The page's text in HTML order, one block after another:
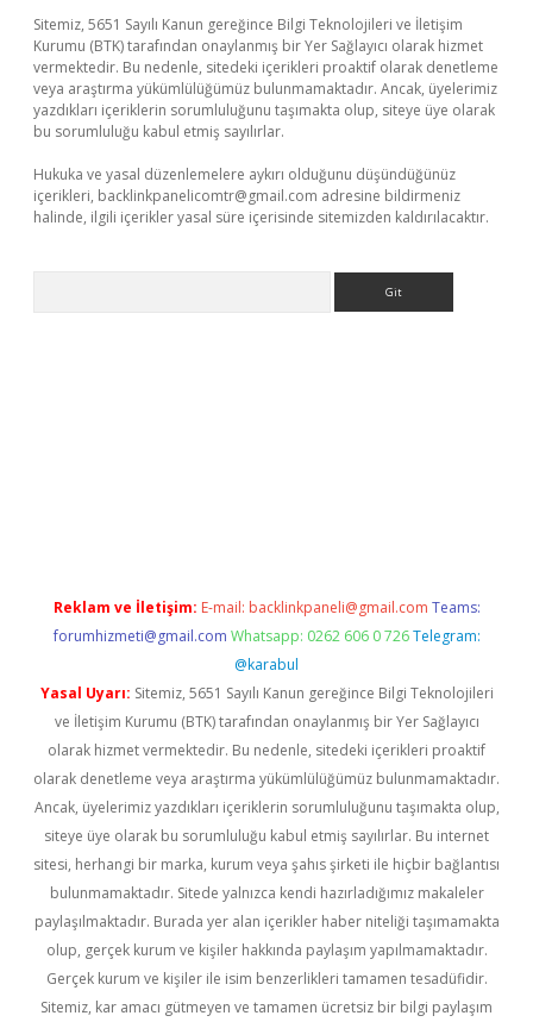
Sitemiz, 5651 Sayılı Kanun gereğince Bilgi Teknolojileri ve İletişim
Kurumu (BTK) tarafından onaylanmış bir Yer Sağlayıcı olarak hizmet
vermektedir. Bu nedenle, sitedeki içerikleri proaktif olarak denetleme
veya araştırma yükümlülüğümüz bulunmamaktadır. Ancak, üyelerimiz
yazdıkları içeriklerin sorumluluğunu taşımakta olup, siteye üye olarak
bu sorumluluğu kabul etmiş sayılırlar.
Hukuka ve yasal düzenlemelere aykırı olduğunu düşündüğünüz
içerikleri, backlinkpanelicomtr@gmail.com adresine bildirmeniz
halinde, ilgili içerikler yasal süre içerisinde sitemizden kaldırılacaktır.
Reklam ve İletişim: E-mail: backlinkpaneli@gmail.com Teams:
forumhizmeti@gmail.com Whatsapp: 0262 606 0 726 Telegram:
@karabul
Yasal Uyarı: Sitemiz, 5651 Sayılı Kanun gereğince Bilgi Teknolojileri
ve İletişim Kurumu (BTK) tarafından onaylanmış bir Yer Sağlayıcı
olarak hizmet vermektedir. Bu nedenle, sitedeki içerikleri proaktif
olarak denetleme veya araştırma yükümlülüğümüz bulunmamaktadır.
Ancak, üyelerimiz yazdıkları içeriklerin sorumluluğunu taşımakta olup,
siteye üye olarak bu sorumluluğu kabul etmiş sayılırlar. Bu internet
sitesi, herhangi bir marka, kurum veya şahıs şirketi ile hiçbir bağlantısı
bulunmamaktadır. Sitede yalnızca kendi hazırladığımız makaleler
paylaşılmaktadır. Burada yer alan içerikler haber niteliği taşımamakta
olup, gerçek kurum ve kişiler hakkında paylaşım yapılmamaktadır.
Gerçek kurum ve kişiler ile isim benzerlikleri tamamen tesadüfidir.
Sitemiz, kar amacı gütmeyen ve tamamen ücretsiz bir bilgi paylaşım